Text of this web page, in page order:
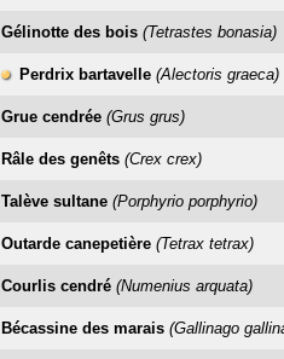
Gélinotte des bois (Tetrastes bonasia)
Perdrix bartavelle (Alectoris graeca)
Grue cendrée (Grus grus)
Râle des genêts (Crex crex)
Talève sultane (Porphyrio porphyrio)
Outarde canepetière (Tetrax tetrax)
Courlis cendré (Numenius arquata)
Bécassine des marais (Gallinago